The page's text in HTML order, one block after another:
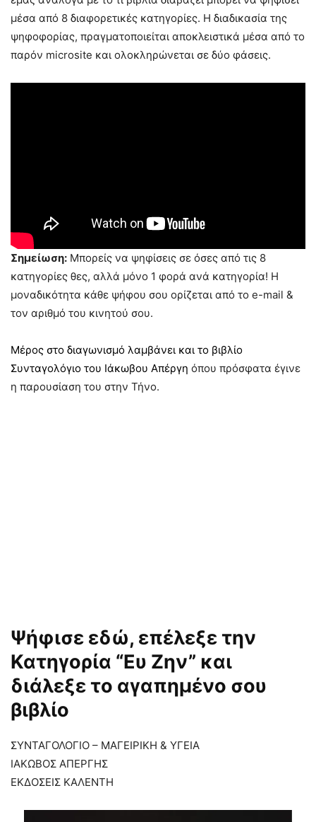
μέσα από 8 διαφορετικές κατηγορίες. Η διαδικασία της
ψηφοφορίας, πραγματοποιείται αποκλειστικά μέσα από το
παρόν microsite και ολοκληρώνεται σε δύο φάσεις.
Σημείωση: Μπορείς να ψηφίσεις σε όσες από τις 8
κατηγορίες θες, αλλά μόνο 1 φορά ανά κατηγορία! Η
μοναδικότητα κάθε ψήφου σου ορίζεται από το e-mail &
τον αριθμό του κινητού σου.
Μέρος στο διαγωνισμό λαμβάνει και το βιβλίο
Συνταγολόγιο του Ιάκωβου Απέργη όπου πρόσφατα έγινε
η παρουσίαση του στην Τήνο.
Ψήφισε εδώ, επέλεξε την
Κατηγορία “Ευ Ζην” και
διάλεξε το αγαπημένο σου
βιβλίο
ΣΥΝΤΑΓΟΛΟΓΙΟ – ΜΑΓΕΙΡΙΚΗ & ΥΓΕΙΑ
ΙΑΚΩΒΟΣ ΑΠΕΡΓΗΣ
ΕΚΔΟΣΕΙΣ ΚΑΛΕΝΤΗ